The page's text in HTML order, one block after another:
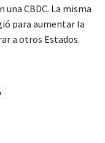
CBDC. La misma
para aumentar la
a otros Estados.